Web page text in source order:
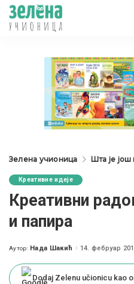
Зелена учионица Шта је
Креативне идеје
Креативни
и папира
Posted
Аутор: Нада Шакић 14. фебруар
Dodaj Zelenu učionicu kao